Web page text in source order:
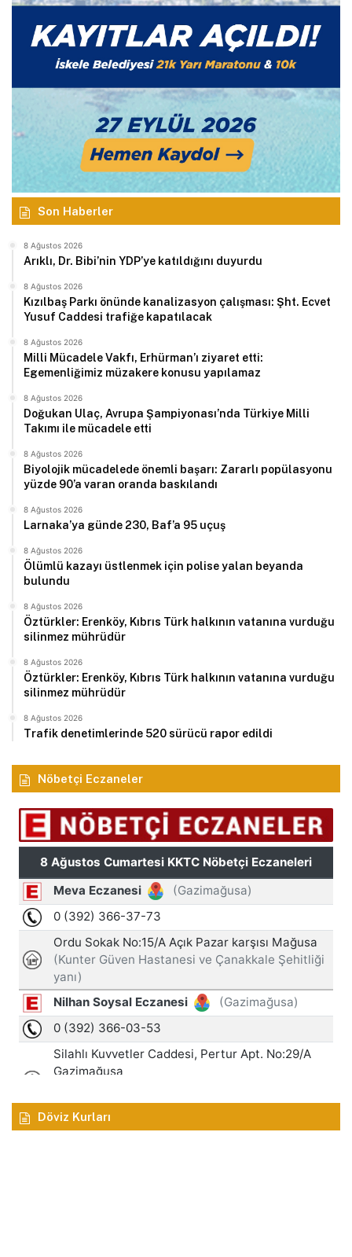
Son Haberler
8 Ağustos 2026
Arıklı, Dr. Bibi’nin YDP’ye katıldığını duyurdu
8 Ağustos 2026
Kızılbaş Parkı önünde kanalizasyon çalışması: Şht. Ecvet
Yusuf Caddesi trafiğe kapatılacak
8 Ağustos 2026
Milli Mücadele Vakfı, Erhürman’ı ziyaret etti:
Egemenliğimiz müzakere konusu yapılamaz
8 Ağustos 2026
Doğukan Ulaç, Avrupa Şampiyonası’nda Türkiye Milli
Takımı ile mücadele etti
8 Ağustos 2026
Biyolojik mücadelede önemli başarı: Zararlı popülasyonu
yüzde 90’a varan oranda baskılandı
8 Ağustos 2026
Larnaka’ya günde 230, Baf’a 95 uçuş
8 Ağustos 2026
Ölümlü kazayı üstlenmek için polise yalan beyanda
bulundu
8 Ağustos 2026
Öztürkler: Erenköy, Kıbrıs Türk halkının vatanına vurduğu
silinmez mührüdür
8 Ağustos 2026
Öztürkler: Erenköy, Kıbrıs Türk halkının vatanına vurduğu
silinmez mührüdür
8 Ağustos 2026
Trafik denetimlerinde 520 sürücü rapor edildi
Nöbetçi Eczaneler
Döviz Kurları